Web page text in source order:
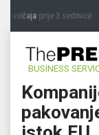
zavičajaprije 3 sedmice
BUSINESS